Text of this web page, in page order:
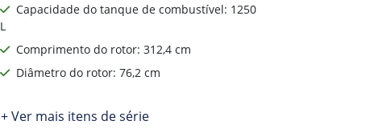
Capacidade do tanque de combustível: 1250
L
Comprimento do rotor: 312,4 cm
Diâmetro do rotor: 76,2 cm
+ Ver mais itens de série